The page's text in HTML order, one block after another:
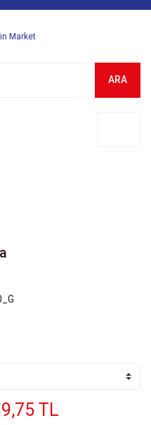
ARA
TL